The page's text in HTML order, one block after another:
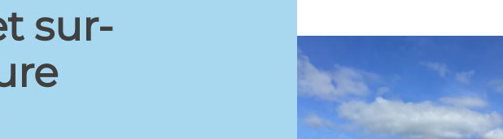
sur-